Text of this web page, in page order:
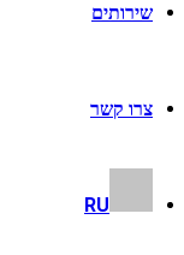
שירותים
צרו קשר
RU